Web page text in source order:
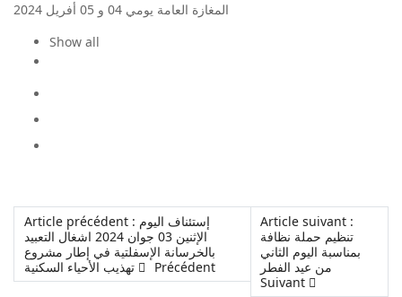
المغازة العامة يومي 04 و 05 أفريل 2024
Show all
Article précédent : إستئناف اليوم
الإثنين 03 جوان 2024 اشغال التعبيد
بالخرسانة الإسفلتية في إطار مشروع
تهذيب الأحياء السكنية
Précédent
Article suivant :
تنظيم حملة نظافة
بمناسبة اليوم الثاني
من عيد الفطر
Suivant